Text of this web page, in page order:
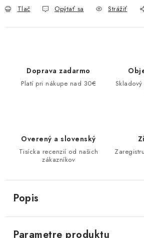
Podmienky ochrany osobných údajov
Tlač Opýtať sa Strážiť
Doprava zadarmo
Platí pri nákupe nad 30€
Overený a slovenský
Tisícka recenzií od našich
zákazníkov
Popis
Parametre produktu